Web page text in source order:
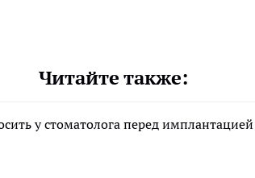
Читайте также:
у стоматолога перед имплантацией